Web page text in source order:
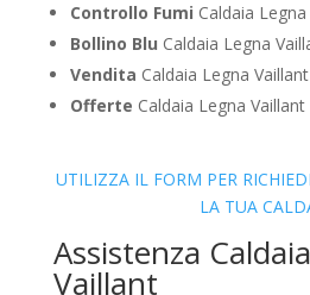
Controllo Fumi Caldaia
Bollino Blu Caldaia Legna
Vendita Caldaia Legna
Offerte Caldaia Legna Vaillant
UTILIZZA IL FORM PER
LA TUA
Assistenza
Vaillant